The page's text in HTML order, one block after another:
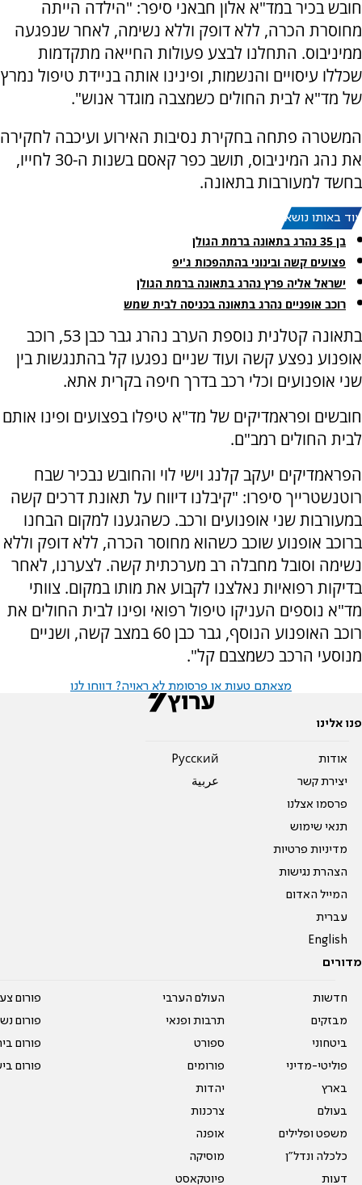
חובש בכיר במד"א אלון חבאני סיפר: "הילדה הייתה
מחוסרת הכרה, ללא דופק וללא נשימה, לאחר שנפגעה
ממיניבוס. התחלנו לבצע פעולות החייאה מתקדמות
שכללו עיסויים והנשמות, ופינינו אותה בניידת טיפול נמרץ
של מד"א לבית החולים כשמצבה מוגדר אנוש".
המשטרה פתחה בחקירת נסיבות האירוע ועיכבה לחקירה
את נהג המיניבוס, תושב כפר קאסם בשנות ה-30 לחייו,
בחשד למעורבות בתאונה.
עוד באותו נושא:
בן 35 נהרג בתאונה ברמת הגולן
פצועים קשה ובינוני בהתהפכות ג'יפ
ישראל אליה פרץ נהרג בתאונה ברמת הגולן
רוכב אופניים נהרג בתאונה בכניסה לבית שמש
בתאונה קטלנית נוספת הערב נהרג גבר כבן 53, רוכב
אופנוע נפצע קשה ועוד שניים נפגעו קל בהתנגשות בין
שני אופנועים וכלי רכב בדרך חיפה בקרית אתא.
חובשים ופראמדיקים של מד"א טיפלו בפצועים ופינו אותם
לבית החולים רמב"ם.
הפראמדיקים יעקב קלנג וישי לוי והחובש נבכיר שבח
רוטנשטרייך סיפרו: "קיבלנו דיווח על תאונת דרכים קשה
במעורבות שני אופנועים ורכב. כשהגענו למקום הבחנו
ברוכב אופנוע שוכב כשהוא מחוסר הכרה, ללא דופק וללא
נשימה וסובל מחבלה רב מערכתית קשה. לצערנו, לאחר
בדיקות רפואיות נאלצנו לקבוע את מותו במקום. צוותי
מד"א נוספים העניקו טיפול רפואי ופינו לבית החולים את
רוכב האופנוע הנוסף, גבר כבן 60 במצב קשה, ושניים
מנוסעי הרכב כשמצבם קל".
מצאתם טעות או פרסומת לא ראויה? דווחו לנו
פנו אלינו
אודות
יצירת קשר
פרסמו אצלנו
תנאי שימוש
מדיניות פרטיות
הצהרת נגישות
המייל האדום
עברית
English
Pусский
عربية
מדורים
חדשות
מבזקים
ביטחוני
פוליטי-מדיני
בארץ
בעולם
משפט ופלילים
כלכלה ונדל"ן
דעות
העולם הערבי
תרבות ופנאי
ספורט
פורומים
יהדות
צרכנות
אופנה
מוסיקה
פיוטקאסט
פורום
פורום
פורום
פורום